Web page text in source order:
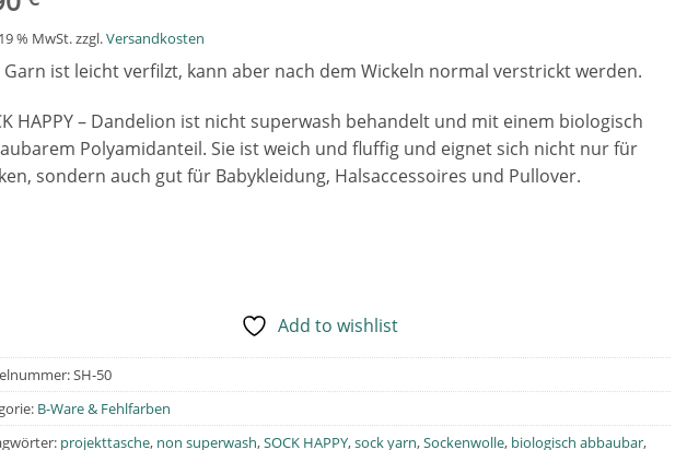
% MwSt.zzgl.Versandkosten
Garn ist leicht verfilzt, kann aber nach dem Wickeln normal verstrickt werden.
HAPPY – Dandelion ist nicht superwash behandelt und mit einem biologisch
Polyamidanteil. Sie ist weich und fluffig und eignet sich nicht nur für
sondern auch gut für Babykleidung, Halsaccessoires und Pullover.
Add to wishlist
SH-50
B-Ware & Fehlfarben
projekttasche, non superwash,SOCK HAPPY,sock yarn,Sockenwolle, biologisch abbaubar,